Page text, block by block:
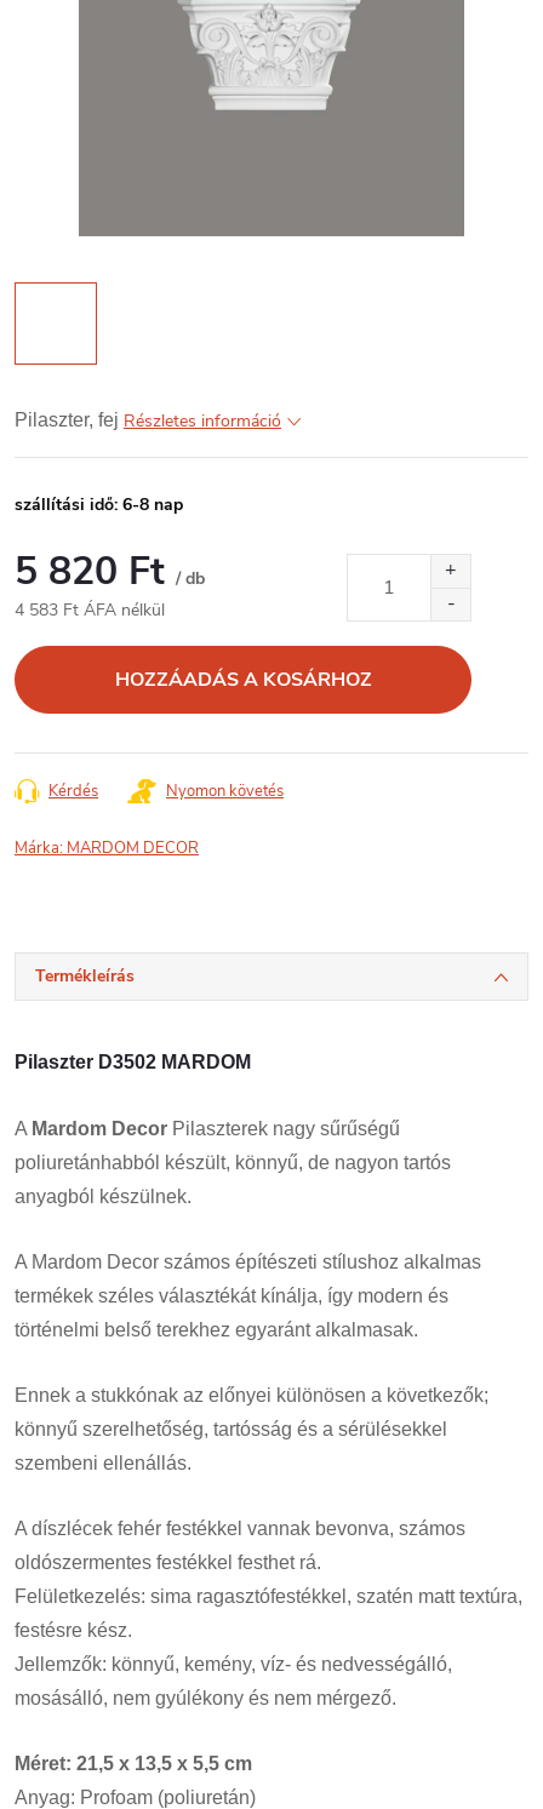
Pilaszter, fej Részletes információ
szállítási idő: 6-8 nap
5 820 Ft / db
4 583 Ft ÁFA nélkül
HOZZÁADÁS A KOSÁRHOZ
Kérdés Nyomon követés
Márka: MARDOM DECOR
Termékleírás
Pilaszter D3502 MARDOM
A Mardom Decor Pilaszterek nagy sűrűségű
poliuretánhabból készült, könnyű, de nagyon tartós
anyagból készülnek.
A Mardom Decor számos építészeti stílushoz alkalmas
termékek széles választékát kínálja, így modern és
történelmi belső terekhez egyaránt alkalmasak.
Ennek a stukkónak az előnyei különösen a következők;
könnyű szerelhetőség, tartósság és a sérülésekkel
szembeni ellenállás.
A díszlécek fehér festékkel vannak bevonva, számos
oldószermentes festékkel festhet rá.
Felületkezelés: sima ragasztófestékkel, szatén matt textúra,
festésre kész.
Jellemzők: könnyű, kemény, víz- és nedvességálló,
mosásálló, nem gyúlékony és nem mérgező.
Méret: 21,5 x 13,5 x 5,5 cm
Anyag: Profoam (poliuretán)